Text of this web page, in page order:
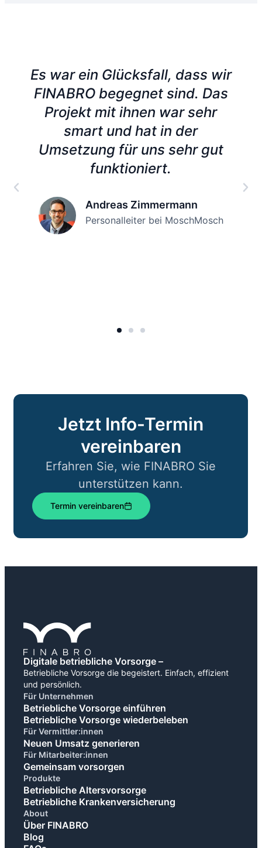
Andreas Zimmermann
Personalleiter bei MoschMosch
Es war ein Glücksfall, dass wir
FINABRO begegnet sind. Das
Projekt mit ihnen war sehr
smart und hat in der
Umsetzung für uns sehr gut
funktioniert.
Jetzt Info-Termin
vereinbaren
Erfahren Sie, wie FINABRO Sie
unterstützen kann.
Termin vereinbaren
Digitale betriebliche Vorsorge –
Betriebliche Vorsorge die begeistert. Einfach, effizient
und persönlich.
Für Unternehmen
Betriebliche Vorsorge einführen
Betriebliche Vorsorge wiederbeleben
Für Vermittler:innen
Neuen Umsatz generieren
Für Mitarbeiter:innen
Gemeinsam vorsorgen
Produkte
Betriebliche Altersvorsorge
Betriebliche Krankenversicherung
About
Über FINABRO
Blog